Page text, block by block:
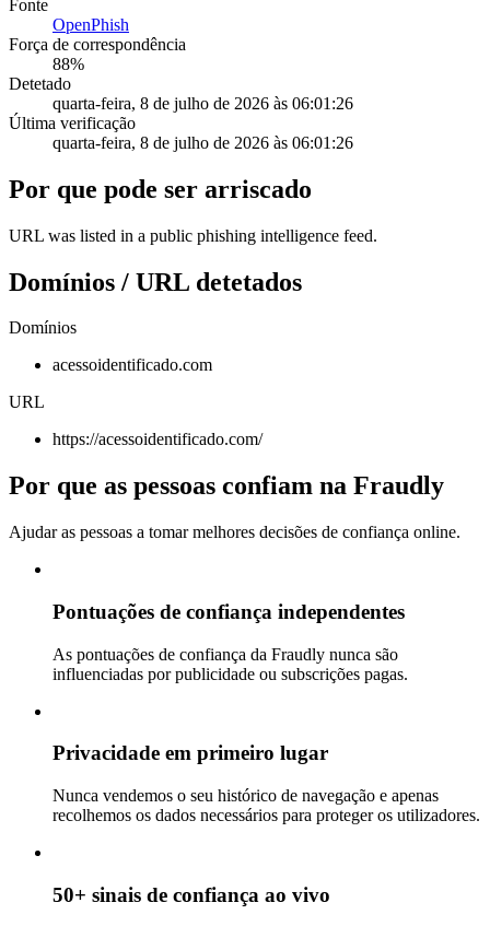
Fonte
OpenPhish
Força de correspondência
88%
Detetado
quarta-feira, 8 de julho de 2026 às 06:01:26
Última verificação
quarta-feira, 8 de julho de 2026 às 06:01:26
Por que pode ser arriscado
URL was listed in a public phishing intelligence feed.
Domínios / URL detetados
Domínios
acessoidentificado.com
URL
https://acessoidentificado.com/
Por que as pessoas confiam na Fraudly
Ajudar as pessoas a tomar melhores decisões de confiança online.
Pontuações de confiança independentes
As pontuações de confiança da Fraudly nunca são
influenciadas por publicidade ou subscrições pagas.
Privacidade em primeiro lugar
Nunca vendemos o seu histórico de navegação e apenas
recolhemos os dados necessários para proteger os utilizadores.
50+ sinais de confiança ao vivo